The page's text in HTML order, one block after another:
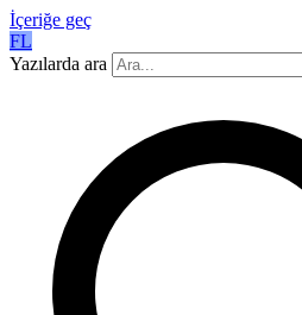
İçeriğe geç
FL
Yazılarda ara